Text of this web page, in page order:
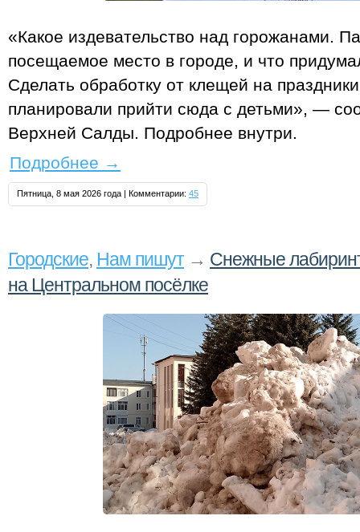
«Какое издевательство над горожанами.
посещаемое место в городе, и что
Сделать обработку от клещей на
планировали прийти сюда с детьми», —
Верхней Салды. Подробнее внутри.
Подробнее →
Пятница, 8 мая 2026 года | Комментарии: 45
Городские, Нам пишут→ Снежные
на Центральном посёлке